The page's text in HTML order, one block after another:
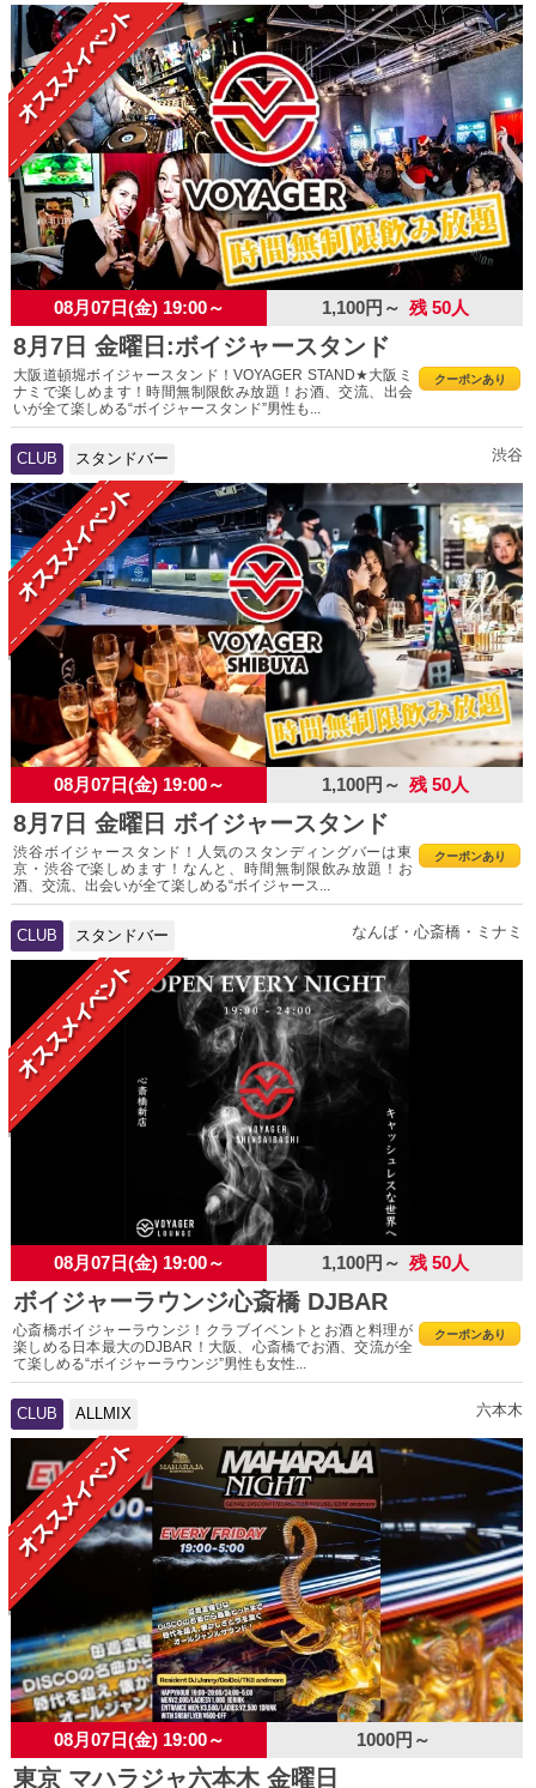
08月07日(金) 19:00～ 1,100円～ 残 50人
8月7日 金曜日:ボイジャースタンド
クーポンあり
大阪道頓堀ボイジャースタンド！VOYAGER STAND★大阪ミ
ナミで楽しめます！時間無制限飲み放題！お酒、交流、出会
いが全て楽しめる“ボイジャースタンド”男性も...
CLUB スタンドバー 渋谷
08月07日(金) 19:00～ 1,100円～ 残 50人
8月7日 金曜日 ボイジャースタンド
クーポンあり
渋谷ボイジャースタンド！人気のスタンディングバーは東
京・渋谷で楽しめます！なんと、時間無制限飲み放題！お
酒、交流、出会いが全て楽しめる“ボイジャース...
CLUB スタンドバー なんば・心斎橋・ミナミ
08月07日(金) 19:00～ 1,100円～ 残 50人
ボイジャーラウンジ心斎橋 DJBAR
クーポンあり
心斎橋ボイジャーラウンジ！クラブイベントとお酒と料理が
楽しめる日本最大のDJBAR！大阪、心斎橋でお酒、交流が全
て楽しめる“ボイジャーラウンジ”男性も女性...
CLUB ALLMIX 六本木
08月07日(金) 19:00～ 1000円～
東京 マハラジャ六本木 金曜日